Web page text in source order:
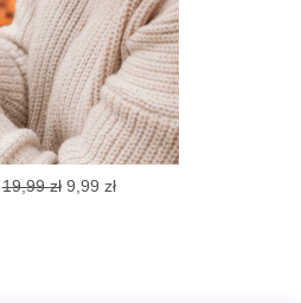
19,99zł Pierwotna
9,99 złAktualna